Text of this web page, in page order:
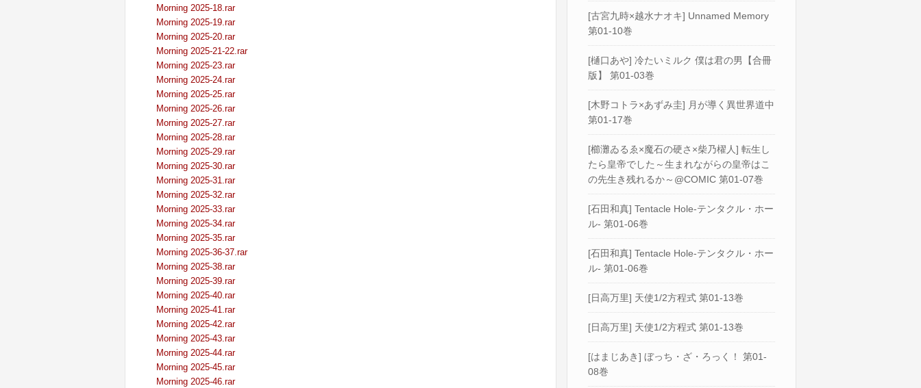
Morning 2025-18.rar
Morning 2025-19.rar
Morning 2025-20.rar
Morning 2025-21-22.rar
Morning 2025-23.rar
Morning 2025-24.rar
Morning 2025-25.rar
Morning 2025-26.rar
Morning 2025-27.rar
Morning 2025-28.rar
Morning 2025-29.rar
Morning 2025-30.rar
Morning 2025-31.rar
Morning 2025-32.rar
Morning 2025-33.rar
Morning 2025-34.rar
Morning 2025-35.rar
Morning 2025-36-37.rar
Morning 2025-38.rar
Morning 2025-39.rar
Morning 2025-40.rar
Morning 2025-41.rar
Morning 2025-42.rar
Morning 2025-43.rar
Morning 2025-44.rar
Morning 2025-45.rar
Morning 2025-46.rar
[古宮九時×越水ナオキ] Unnamed Memory
第01-10巻
[樋口あや] 冷たいミルク 僕は君の男【合冊
版】 第01-03巻
[木野コトラ×あずみ圭] 月が導く異世界道中
第01-17巻
[櫛灘ゐるゑ×魔石の硬さ×柴乃櫂人] 転生し
たら皇帝でした～生まれながらの皇帝はこ
の先生き残れるか～@COMIC 第01-07巻
[石田和真] Tentacle Hole-テンタクル・ホー
ル- 第01-06巻
[石田和真] Tentacle Hole-テンタクル・ホー
ル- 第01-06巻
[日高万里] 天使1/2方程式 第01-13巻
[日高万里] 天使1/2方程式 第01-13巻
[はまじあき] ぼっち・ざ・ろっく！ 第01-
08巻